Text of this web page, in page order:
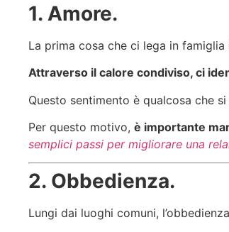
1. Amore.
La prima cosa che ci lega in
Attraverso il calore condiviso, ci
Questo sentimento è qualcosa che
Per questo motivo, è importante
semplici passi per migliorare una
2. Obbedienza.
Lungi dai luoghi comuni,